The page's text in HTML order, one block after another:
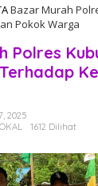
Bazar Murah
Pokok Warga
Polres
2025
1612 Dilihat